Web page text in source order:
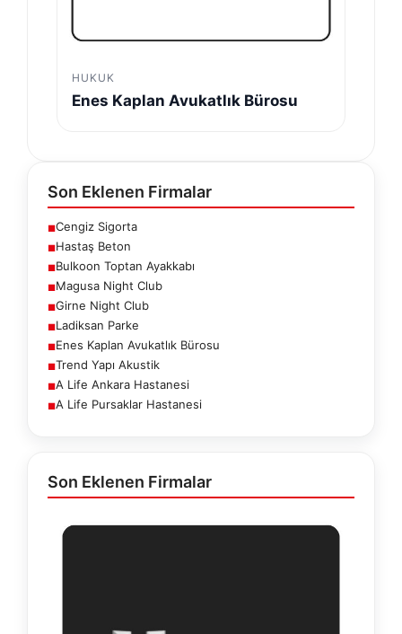
HUKUK
Enes Kaplan Avukatlık Bürosu
Son Eklenen Firmalar
■Cengiz Sigorta
■Hastaş Beton
■Bulkoon Toptan Ayakkabı
■Magusa Night Club
■Girne Night Club
■Ladiksan Parke
■Enes Kaplan Avukatlık Bürosu
■Trend Yapı Akustik
■A Life Ankara Hastanesi
■A Life Pursaklar Hastanesi
Son Eklenen Firmalar